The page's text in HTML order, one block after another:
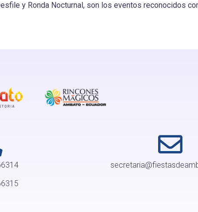
y Ronda Nocturnal, son los eventos reconocidos